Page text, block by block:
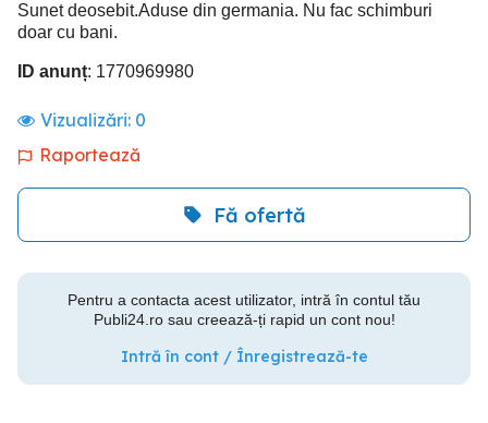
Sunet deosebit.Aduse din germania. Nu fac schimburi
doar cu bani.
ID anunț: 1770969980
Vizualizări: 0
Raportează
Fă ofertă
Pentru a contacta acest utilizator, intră în contul tău
Publi24.ro sau creează-ți rapid un cont nou!
Intră în cont / Înregistrează-te